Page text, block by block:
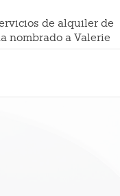
de alquiler de
nombrado a Valerie